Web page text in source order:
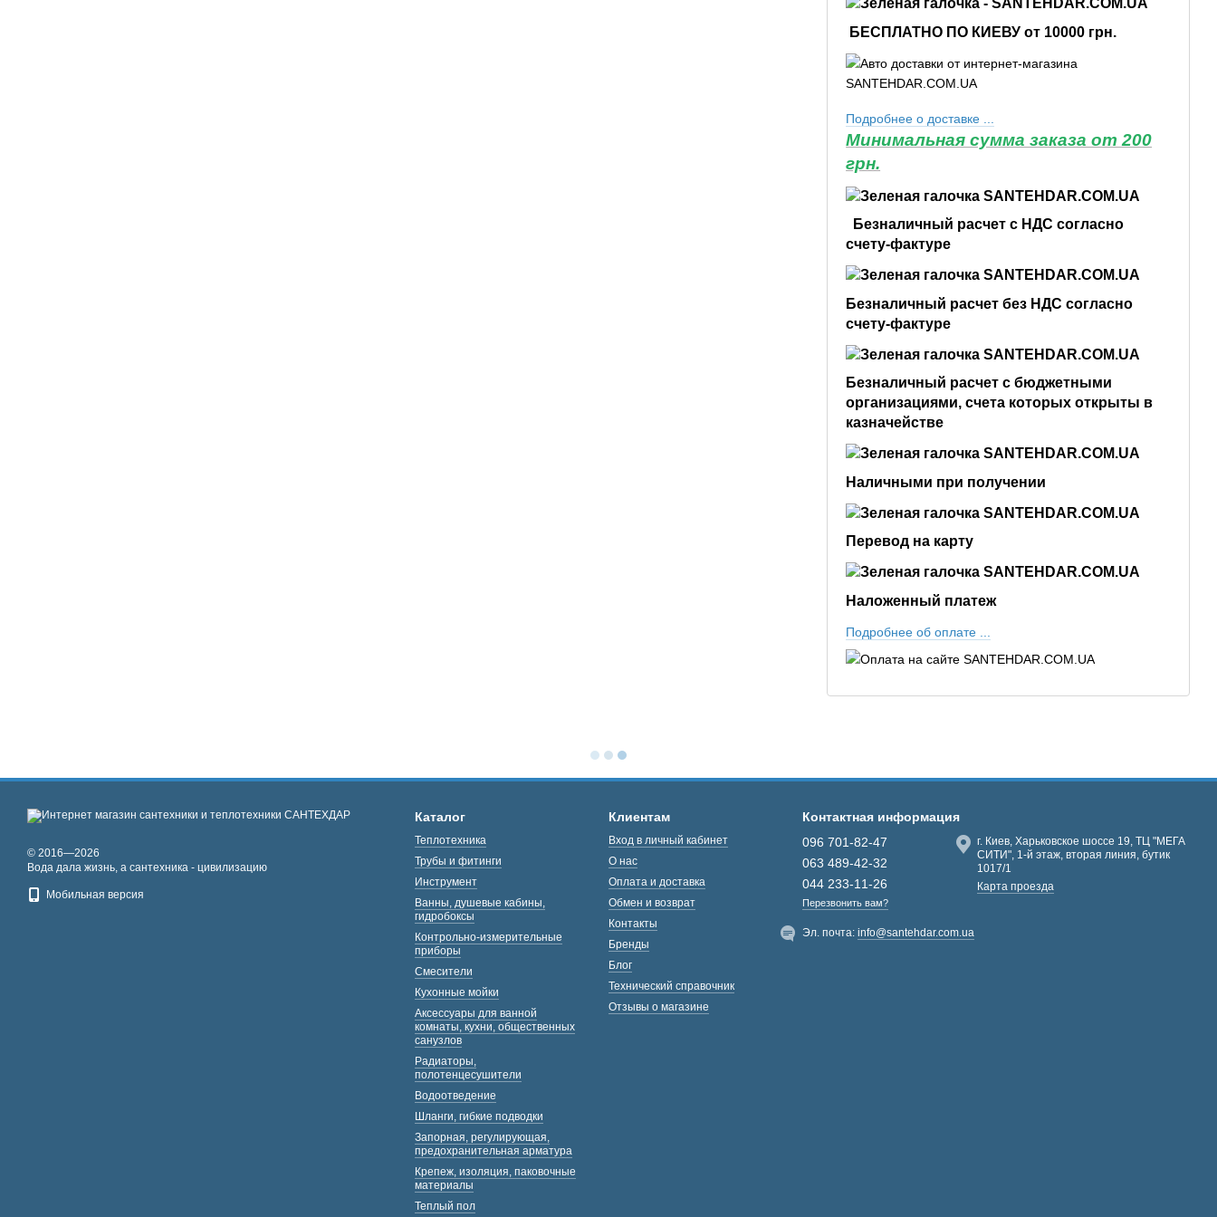
БЕСПЛАТНО ПО КИЕВУ от 10000 грн.
Подробнее о доставке ...
Минимальная сумма заказа от 200
грн.
Безналичный расчет с НДС согласно
счету-фактуре
Безналичный расчет без НДС согласно
счету-фактуре
Безналичный расчет с бюджетными
организациями, счета которых открыты в
казначействе
Наличными при получении
Перевод на карту
Наложенный платеж
Подробнее об оплате ...
© 2016—2026
Вода дала жизнь, а сантехника - цивилизацию
Мобильная версия
Каталог
Теплотехника
Трубы и фитинги
Инструмент
Ванны, душевые кабины,
гидробоксы
Контрольно-измерительные
приборы
Смесители
Кухонные мойки
Аксессуары для ванной
комнаты, кухни, общественных
санузлов
Радиаторы,
полотенцесушители
Водоотведение
Шланги, гибкие подводки
Запорная, регулирующая,
предохранительная арматура
Крепеж, изоляция, паковочные
материалы
Теплый пол
Клиентам
Вход в личный кабинет
О нас
Оплата и доставка
Обмен и возврат
Контакты
Бренды
Блог
Технический справочник
Отзывы о магазине
Контактная информация
096 701-82-47
063 489-42-32
044 233-11-26
Перезвонить вам?
г. Киев, Харьковское шоссе 19, ТЦ "МЕГА
СИТИ", 1-й этаж, вторая линия, бутик
1017/1
Карта проезда
Эл. почта:info@santehdar.com.ua